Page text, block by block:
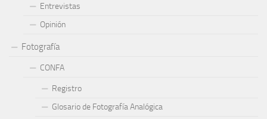
Entrevistas
Opinión
Fotografía
CONFA
Registro
Glosario de Fotografía Analógica